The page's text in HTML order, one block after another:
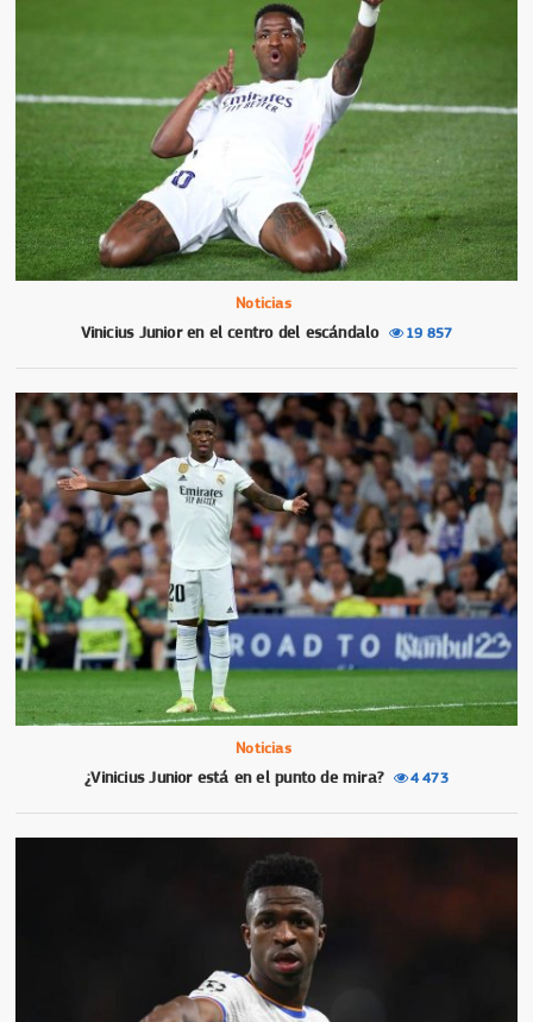
Noticias
Vinicius Junior en el centro del escándalo 19 857
Noticias
¿Vinicius Junior está en el punto de mira? 4 473